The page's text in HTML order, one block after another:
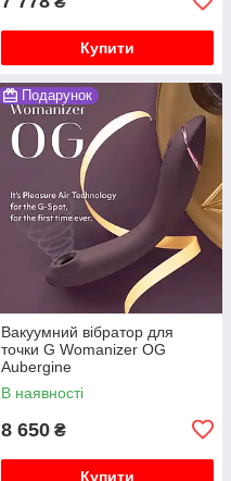
Купити
Подарунок
Вакуумний вібратор для
точки G Womanizer OG
Aubergine
В наявності
8 650 ₴
Купити